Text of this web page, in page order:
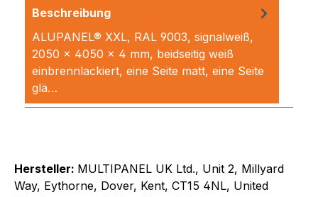
Beschreibung
ALUPANEL® XXL, RAL 9003, signalweiß,
2050 x 4050 x 4 mm, beidseitig weiß
einbrennlackiert, eine Seite matt, eine Seite
glä…
Hersteller: MULTIPANEL UK Ltd., Unit 2, Millyard
Way, Eythorne, Dover, Kent, CT15 4NL, United